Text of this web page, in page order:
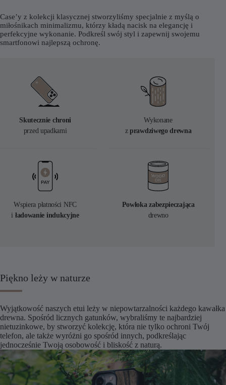
Case’y z kolekcji klasycznej stworzyliśmy specjalnie z myślą o
miłośnikach minimalizmu, którzy kładą nacisk na elegancję i
perfekcyjne wykonanie. Podkreśl swój styl i zapewnij swojemu
smartfonowi najlepszą ochronę.
Skutecznie chroni
przed upadkami
Wspiera płatności NFC
i ładowanie indukcyjne
Wykonane
z prawdziwego drewna
Powłoka zabezpieczająca
drewno
Piękno leży w naturze
Wyjątkowość naszych etui leży w niepowtarzalności każdego kawałka
drewna. Spośród licznych gatunków, wybraliśmy te najbardziej
nietuzinkowe, by stworzyć kolekcję, która nie tylko ochroni Twój
telefon, ale także wyróżni go spośród innych, podkreślając
jednocześnie Twoją osobowość i bliskość z naturą.